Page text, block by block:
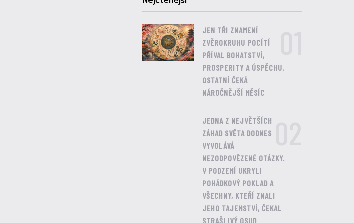
JEN TŘI ZNAMENÍ
ZVĚROKRUHU POCÍTÍ
PŘÍVAL BOHATSTVÍ,
PROSPERITY A ÚSPĚCHU.
OSTATNÍ ČEKÁ
NÁROČNĚJŠÍ MĚSÍC
JEDNA Z NEJVĚTŠÍCH
ZÁHAD SVĚTA DODNES
VYVOLÁVÁ
NEZODPOVĚZENÉ OTÁZKY.
V PODZEMÍ UKRYLI
POHÁDKOVÝ POKLAD A
VŠECHNY, KTEŘÍ ZNALI
JEHO TAJEMSTVÍ, ČEKAL
STRAŠLIVÝ OSUD